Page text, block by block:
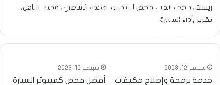
ريست، فحص الجير، فحص المحرك، فحص الشاصي، فحص شامل،
تقرير بأداء السيارة.
خدمة فتح السيارات في الكويت –
فتح أبواب، أقفال – صب مفاتيح
نوفمبر 9, 2023
سبتمبر 12, 2023
خدمة برمجة وإصلاح مكيفات
سبتمبر 12, 2023
أفضل فحص كمبيوتر السيارة